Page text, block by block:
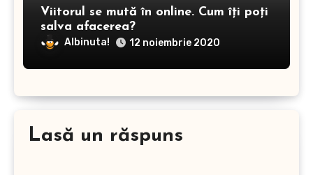
Viitorul se mută în online. Cum îți poți
salva afacerea?
Albinuta! 12 noiembrie 2020
Lasă un răspuns